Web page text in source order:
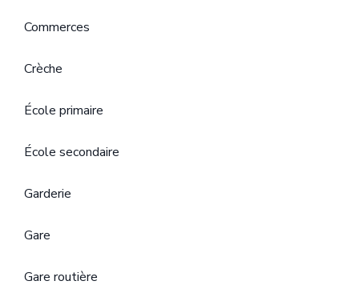
Commerces
Crèche
École primaire
École secondaire
Garderie
Gare
Gare routière